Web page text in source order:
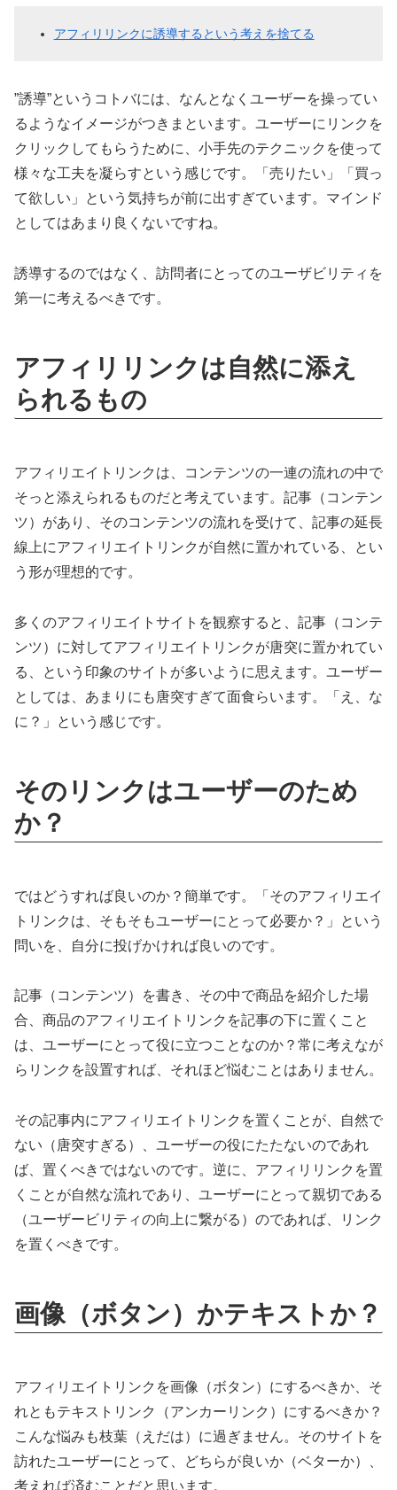
アフィリリンクに誘導するという考えを捨てる
”誘導”というコトバには、なんとなくユーザーを操ってい
るようなイメージがつきまといます。ユーザーにリンクを
クリックしてもらうために、小手先のテクニックを使って
様々な工夫を凝らすという感じです。「売りたい」「買っ
て欲しい」という気持ちが前に出すぎています。マインド
としてはあまり良くないですね。
誘導するのではなく、訪問者にとってのユーザビリティを
第一に考えるべきです。
アフィリリンクは自然に添え
られるもの
アフィリエイトリンクは、コンテンツの一連の流れの中で
そっと添えられるものだと考えています。記事（コンテン
ツ）があり、そのコンテンツの流れを受けて、記事の延長
線上にアフィリエイトリンクが自然に置かれている、とい
う形が理想的です。
多くのアフィリエイトサイトを観察すると、記事（コンテ
ンツ）に対してアフィリエイトリンクが唐突に置かれてい
る、という印象のサイトが多いように思えます。ユーザー
としては、あまりにも唐突すぎて面食らいます。「え、な
に？」という感じです。
そのリンクはユーザーのため
か？
ではどうすれば良いのか？簡単です。「そのアフィリエイ
トリンクは、そもそもユーザーにとって必要か？」という
問いを、自分に投げかければ良いのです。
記事（コンテンツ）を書き、その中で商品を紹介した場
合、商品のアフィリエイトリンクを記事の下に置くこと
は、ユーザーにとって役に立つことなのか？常に考えなが
らリンクを設置すれば、それほど悩むことはありません。
その記事内にアフィリエイトリンクを置くことが、自然で
ない（唐突すぎる）、ユーザーの役にたたないのであれ
ば、置くべきではないのです。逆に、アフィリリンクを置
くことが自然な流れであり、ユーザーにとって親切である
（ユーザービリティの向上に繋がる）のであれば、リンク
を置くべきです。
画像（ボタン）かテキストか？
アフィリエイトリンクを画像（ボタン）にするべきか、そ
れともテキストリンク（アンカーリンク）にするべきか？
こんな悩みも枝葉（えだは）に過ぎません。そのサイトを
訪れたユーザーにとって、どちらが良いか（ベターか）、
考えれば済むことだと思います。